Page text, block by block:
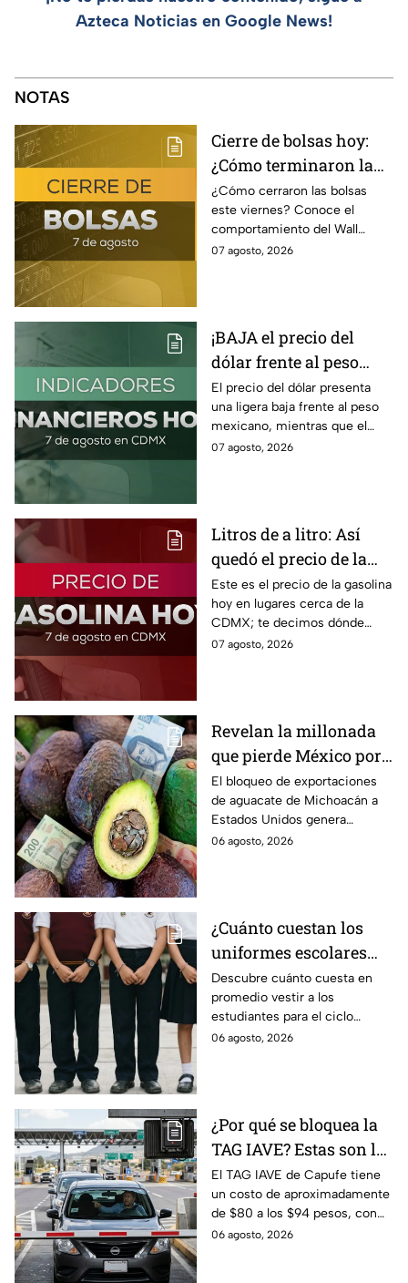
Azteca Noticias en Google News!
NOTAS
Cierre de bolsas hoy:
¿Cómo terminaron la
BMV y el Wall Street
hoy 7 de agosto
¿Cómo cerraron las bolsas
este viernes? Conoce el
comportamiento del Wall
Street y de la BMV, así como el
07 agosto, 2026
¡BAJA el precio del
dólar frente al peso
hoy! Así quedó este
viernes 7 de agosto
2026
El precio del dólar presenta
una ligera baja frente al peso
mexicano, mientras que el
petróleo también presenta una
07 agosto, 2026
Litros de a litro: Así
quedó el precio de la
gasolina HOY
Este es el precio de la gasolina
hoy en lugares cerca de la
CDMX; te decimos dónde
encontrarla más barata este
07 agosto, 2026
Revelan la millonada
que pierde México por
el bloqueo de Estados
Unidos al aguate de
Michoacán
El bloqueo de exportaciones
de aguacate de Michoacán a
Estados Unidos genera
pérdidas millonarias.
06 agosto, 2026
¿Cuánto cuestan los
uniformes escolares
para el regreso a clases
2026, según su grado?
Descubre cuánto cuesta en
promedio vestir a los
estudiantes para el ciclo
escolar 2026-2027 y consejos
06 agosto, 2026
¿Por qué se bloquea la
TAG IAVE? Estas son las
razones por las que no
pasa en la caseta
El TAG IAVE de Capufe tiene
un costo de aproximadamente
de $80 a los $94 pesos, con
IVA incluido; te compartimos
06 agosto, 2026